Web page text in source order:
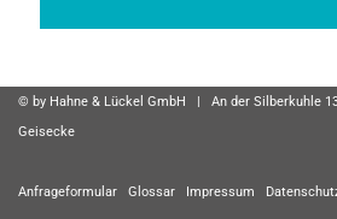
© by Hahne & Lückel GmbH | An der Silberkuhle
Geisecke
Anfrageformular Glossar Impressum